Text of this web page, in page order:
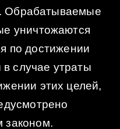
Обрабатываемые
уничтожаются
по достижении
случае утраты
этих целей,